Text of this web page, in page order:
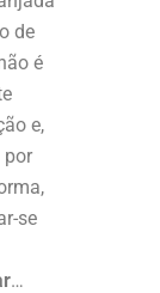
de
é
e,
por
se
…